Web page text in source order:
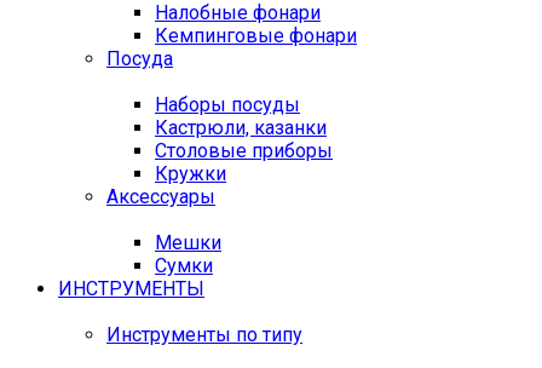
Налобные фонари
Кемпинговые фонари
Посуда
Наборы посуды
Кастрюли, казанки
Столовые приборы
Кружки
Аксессуары
Мешки
Сумки
ИНСТРУМЕНТЫ
Инструменты по типу